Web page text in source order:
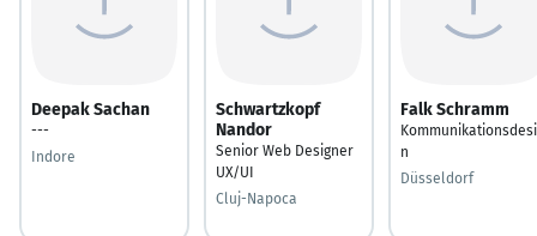
Deepak Sachan
---
Indore
Schwartzkopf
Nandor
Senior Web Designer
UX/UI
Cluj-Napoca
Falk Schramm
n
Düsseldorf